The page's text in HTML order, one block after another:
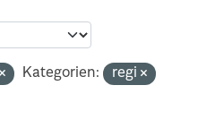
Kategorien:
regi